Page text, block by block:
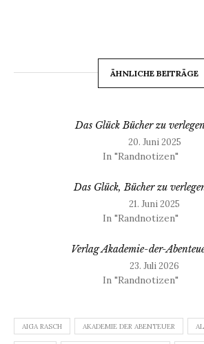
ÄHNLICHE BEITRÄGE
Das Glück Bücher zu verlegen
20. Juni 2025
In "Randnotizen"
Das Glück, Bücher zu
21. Juni 2025
In "Randnotizen"
Verlag Akademie-der-
23. Juli 2026
In "Randnotizen"
AIGA RASCH AKADEMIE DER ABENTEUER